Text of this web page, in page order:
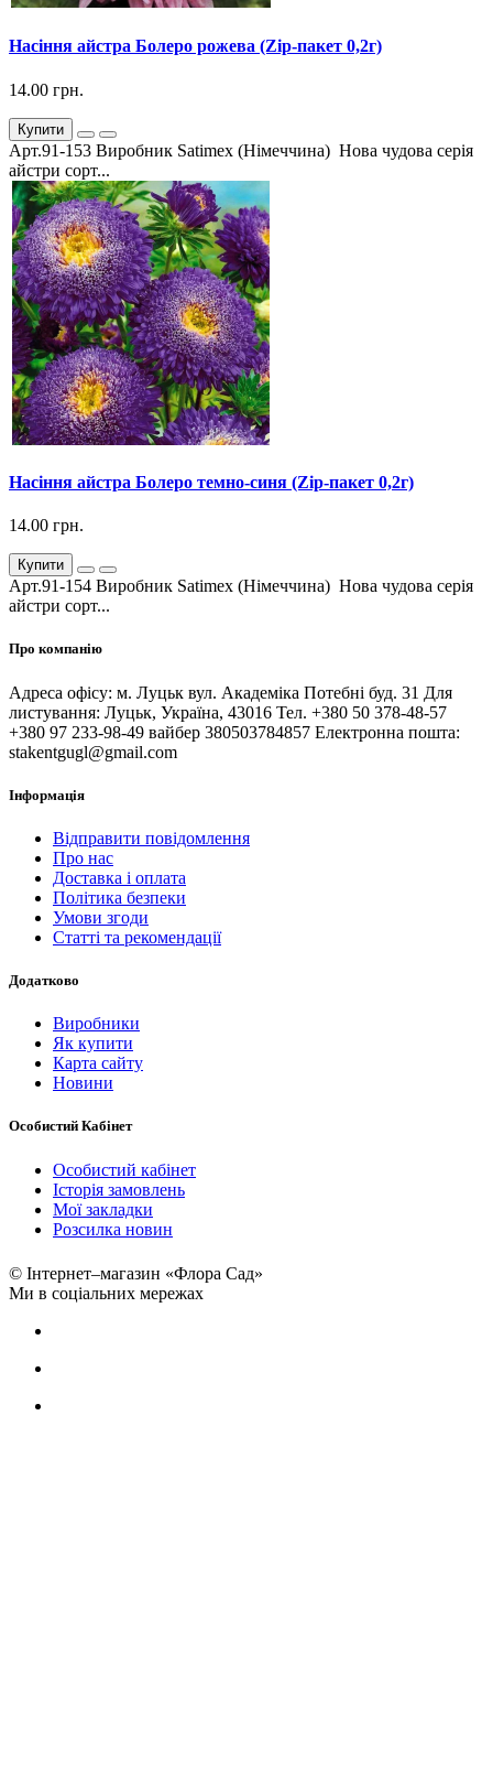
Насіння айстра Болеро рожева (Zip-пакет 0,2г)
14.00 грн.
Купити
Арт.91-153 Виробник Satimex (Німеччина) Нова чудова серія
айстри сорт...
Насіння айстра Болеро темно-синя (Zip-пакет 0,2г)
14.00 грн.
Купити
Арт.91-154 Виробник Satimex (Німеччина) Нова чудова серія
айстри сорт...
Про компанію
Адреса офісу: м. Луцьк вул. Академіка Потебні буд. 31 Для
листування: Луцьк, Україна, 43016 Тел. +380 50 378-48-57
+380 97 233-98-49 вайбер 380503784857 Електронна пошта:
stakentgugl@gmail.com
Інформація
Відправити повідомлення
Про нас
Доставка і оплата
Політика безпеки
Умови згоди
Статті та рекомендації
Додатково
Виробники
Як купити
Карта сайту
Новини
Особистий Кабінет
Особистий кабінет
Історія замовлень
Мої закладки
Розсилка новин
© Інтернет–магазин «Флора Сад»
Ми в соціальних мережах